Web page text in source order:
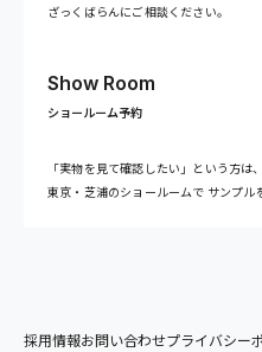
ざっくばらんにご相談ください。
Show Room
ショールーム予約
「実物を見て確認したい」という方は、
東京・芝浦のショールームで サンプル
採用情報お問い合わせプライバシー